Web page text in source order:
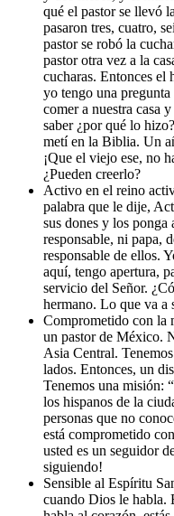
qué el pastor se llevó
pasaron tres, cuatro,
pastor se robó la
pastor otra vez a la
cucharas. Entonces el
yo tengo una
comer a nuestra casa
saber ¿por qué lo
metí en la Biblia. Un
¡Que el viejo ese, no
¿Pueden creerlo?
Activo en el reino
palabra que le dije,
sus dones y los
responsable, ni papa,
responsable de ellos.
aquí, tengo apertura,
servicio del Señor.
hermano. Lo que va a
Comprometido con la
un pastor de México.
Asia Central.
lados. Entonces, un
Tenemos una misión:
los hispanos de la
personas que no
está comprometido
usted es un seguidor
siguiendo!
Sensible al Espíritu
cuando Dios le habla.